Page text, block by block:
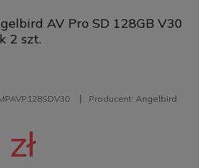
AV Pro SD 128GB V30
2 szt.
Producent: Angelbird